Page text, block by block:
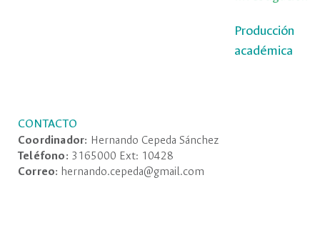
Producción
académica
CONTACTO
Coordinador: Hernando Cepeda Sánchez
Teléfono: 3165000 Ext: 10428
Correo: hernando.cepeda@gmail.com